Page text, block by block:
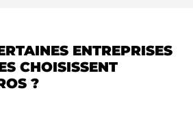
ENTREPRISES
CHOISISSENT
?